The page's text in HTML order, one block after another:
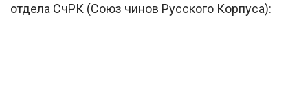
отдела СчРК (Союз чинов Русского Корпуса):